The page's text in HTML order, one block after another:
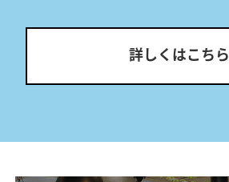
詳しくはこちら